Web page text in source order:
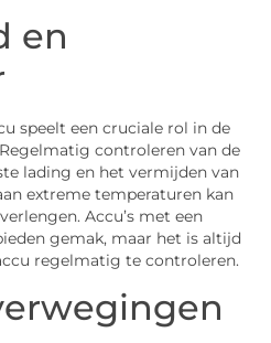
en
speelt een cruciale rol in de
controleren van de
lading en het vermijden van
extreme temperaturen kan
Accu’s met een
gemak, maar het is altijd
regelmatig te controleren.